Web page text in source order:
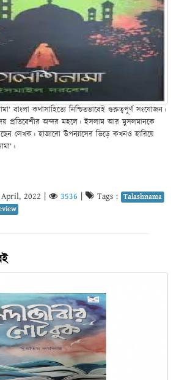
বাংলা কথাসাহিত্যে নিশ্চিতভাবেই গুরুত্বপূর্ণ সংযোজন।
প্রতিবেশীর অন্দর মহলে। ইসলাম আর মুসলমানকে
লেখক। হাজারো উপন্যাসের ভিড়ে কখনও হারিয়ে
2022 3536 Tags : Talashnama